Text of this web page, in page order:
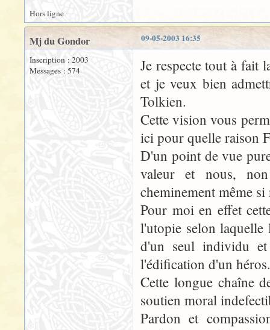
Hors ligne
09-05-2003 16:35
Mj du Gondor
Inscription : 2003
Messages : 574
Je respecte tout à fait
et je veux bien
Tolkien.
Cette vision vous
ici pour quelle raison
D'un point de vue
valeur et nous,
cheminement même
Pour moi en effet
l'utopie selon
d'un seul individu
l'édification d'un héros.
Cette longue chaîne
soutien moral
Pardon et